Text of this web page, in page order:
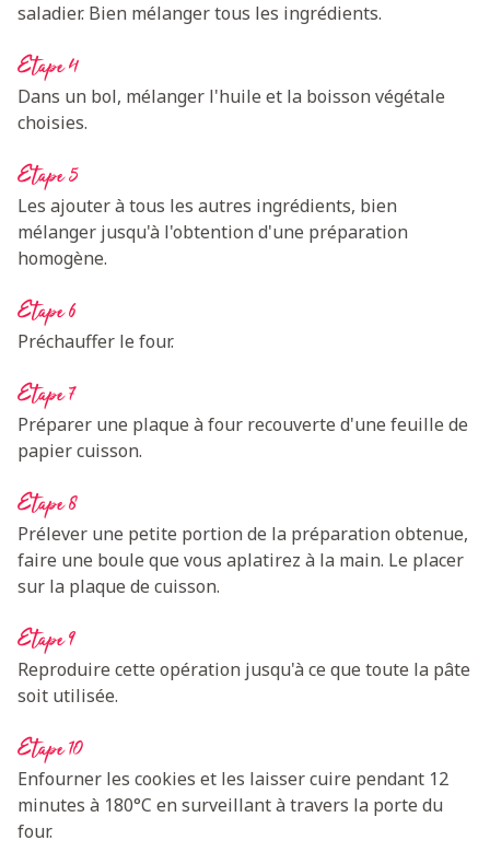
saladier. Bien mélanger tous les ingrédients.
Etape 4
Dans un bol, mélanger l'huile et la boisson végétale
choisies.
Etape 5
Les ajouter à tous les autres ingrédients, bien
mélanger jusqu'à l'obtention d'une préparation
homogène.
Etape 6
Préchauffer le four.
Etape 7
Préparer une plaque à four recouverte d'une feuille de
papier cuisson.
Etape 8
Prélever une petite portion de la préparation obtenue,
faire une boule que vous aplatirez à la main. Le placer
sur la plaque de cuisson.
Etape 9
Reproduire cette opération jusqu'à ce que toute la pâte
soit utilisée.
Etape 10
Enfourner les cookies et les laisser cuire pendant 12
minutes à 180°C en surveillant à travers la porte du
four.